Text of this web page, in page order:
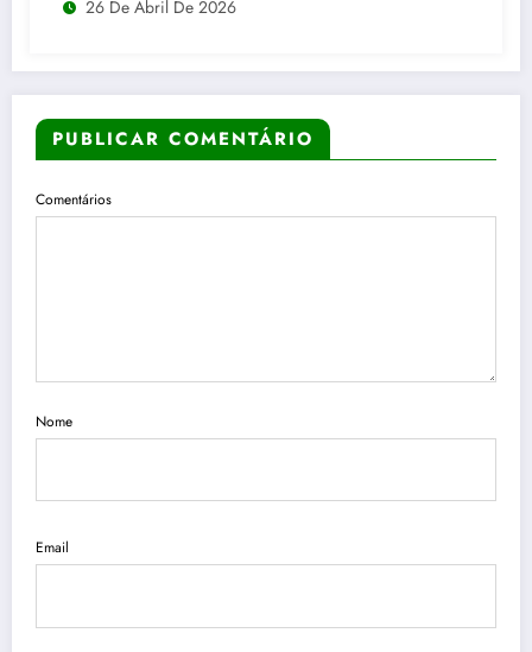
26 De Abril De 2026
PUBLICAR COMENTÁRIO
Comentários
Nome
Email